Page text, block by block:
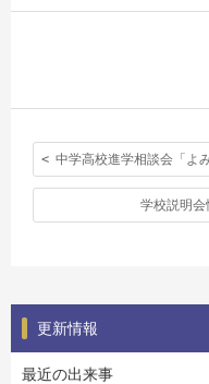
学校説明会
更新情報
最近の出来事